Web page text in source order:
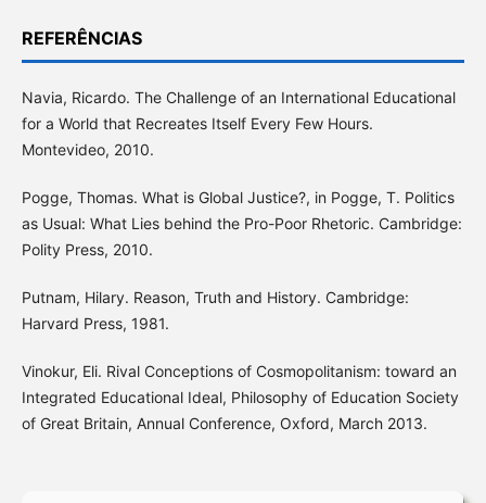
REFERÊNCIAS
Navia, Ricardo. The Challenge of an International Educational
for a World that Recreates Itself Every Few Hours.
Montevideo, 2010.
Pogge, Thomas. What is Global Justice?, in Pogge, T. Politics
as Usual: What Lies behind the Pro-Poor Rhetoric. Cambridge:
Polity Press, 2010.
Putnam, Hilary. Reason, Truth and History. Cambridge:
Harvard Press, 1981.
Vinokur, Eli. Rival Conceptions of Cosmopolitanism: toward an
Integrated Educational Ideal, Philosophy of Education Society
of Great Britain, Annual Conference, Oxford, March 2013.